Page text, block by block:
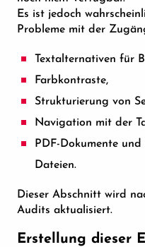
Es ist jedoch
Probleme mit der
Textalternativen für
Farbkontraste,
Strukturierung von
Navigation mit der
PDF-Dokumente
Dateien.
Dieser Abschnitt wird
Audits aktualisiert.
Erstellung dieser